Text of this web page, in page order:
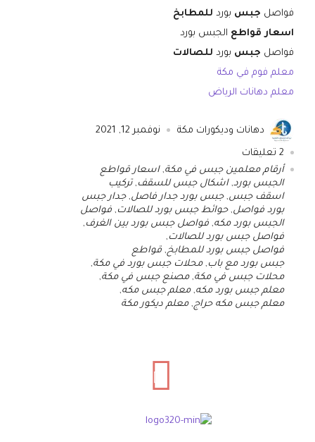
فواصل جبس بورد للمطابخ
اسعار قواطع الجبس بورد
فواصل جبس بورد للصالات
معلم فوم في مكة
معلم دهانات الرياض
دهانات وديكورات مكة نوفمبر 12, 2021
2 تعليقات
أرقام معلمين جبس في مكة,اسعار قواطع
الجبس بورد,اشكال جبس للسقف ,تركيب
اسقف جبس,جبس بورد جدار فاصل,جدار جبس
بورد فواصل,حوائط جبس بورد للصالات , فواصل
الجبس بورد مكه, فواصل جبس بورد بين الغرف ,
فواصل جبس بورد للصالات ,
فواصل جبس بورد للمطابخ, قواطع
جبس بورد مع باب ,محلات جبس بورد في مكة,
محلات جبس في مكة,مصنع جبس في مكة,
معلم جبس بورد مكه,معلم جبس مكه,
معلم جبس مكه حراج,معلم ديكور مكة